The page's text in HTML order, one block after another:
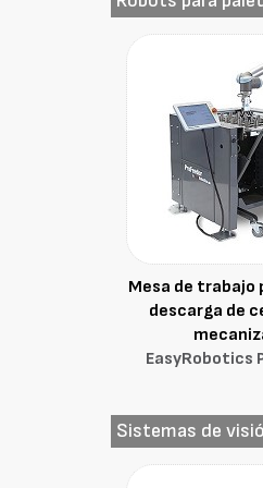
Mesa de trabajo
descarga de
EasyRobotics
Sistemas de